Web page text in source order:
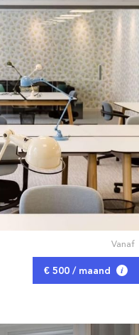
Vanaf
€ 500 / maand